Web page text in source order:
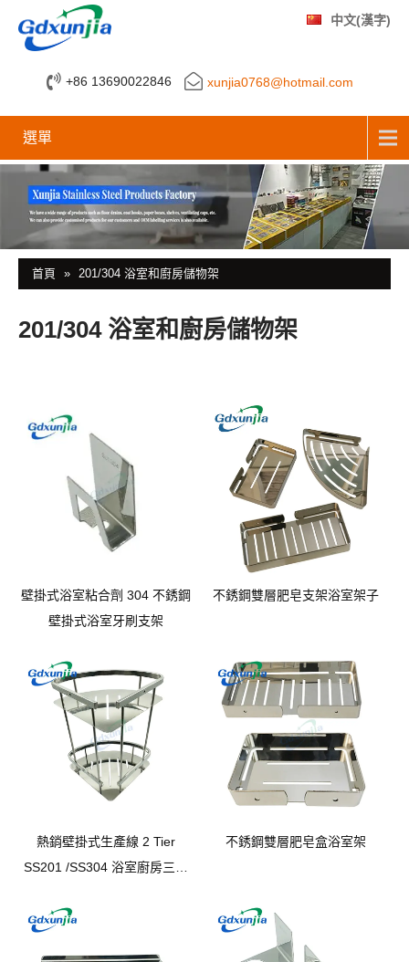
+86 13690022846 xunjia0768@hotmail.com
中文(漢字)
選單
首頁 » 201/304 浴室和廚房儲物架
201/304 浴室和廚房儲物架
壁掛式浴室粘合劑 304 不銹鋼
壁掛式浴室牙刷支架
不銹鋼雙層肥皂支架浴室架子
熱銷壁掛式生產線 2 Tier
SS201 /SS304 浴室廚房三角
不銹鋼雙層肥皂盒浴室架